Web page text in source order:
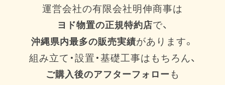
運営会社の有限会社明伸商事は
ヨド物置の正規特約店で、
沖縄県内最多の販売実績があります。
組み立て・設置・基礎工事はもちろん、
ご購入後のアフターフォローも